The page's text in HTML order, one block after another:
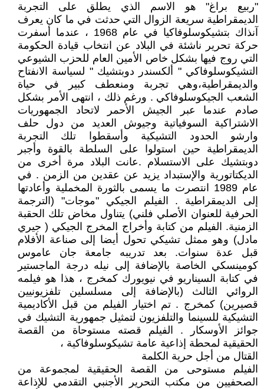
"ربيع براغ" هو الاسم الذي يطلق على التجربة
الديمقراطية سريعة الزوال التي حدثت في ما كان يعرف
آنذاك بتشيكوسلوفاكيا في عام 1968 ، عندما أسفرت
حركة تحرير ناشئة في البلاد عن انتخاب قيادة الحكومة
التي روج فيها بشكل خاص الأمين العام للحزب الشيوعي
التشيكوسلوفاكي " ألكسندر دوبتشيك " لسياسة الانفتاح
والديمقراطية،وهي تجربة ومنعطف كبير في حياة
الشعب الجيكوسلوفاكي . ورغم ذلك ، انتهى الأمر بشكل
صادم عندما عبر الجيش الأحمر لاتحاد الجمهوريات
الاشتراكية السوفياتية وجيوش العديد من دول حلف
وارشو الحدود التشيكية وأسقطوا تلك التجربة
الديمقراطية حين استولوا على السلطة بالقوة وأجبر
دوبتشيك على الاستسلام .عانت البلاد مرة أخرى من
الديكتاتورية والإستبداد يزيد عن عقدين من الزمن . في
عام 1989 انتصرت ما يسمى بالثورة المخملية وأعادتها
إلى الديمقراطية . الفيلم الجيكي "موجات" (الترجمة
الحرفية للعنوان الأصلي فلني) يتناول مخاض تلك الحقبة
الزمنية. الفيلم من كتابة وأخراج المخرج الجيكي ( جيري
مادل) وهو ممثل تشيكي تحول أيضا إلى صناعة الأفلام
قبل عدة سنوات. بعد تدريبه جامعة جان عاموس
كومينسكي الخاصة بالإضافة إلى نيله درجة الماجستير
في كتابة السيناريو في نيويورك كمخرج ، هذا هو فيلمه
الروائي الثالث (بالإضافة إلى مسلسلين تلفزيونيين
قصيرين) كمخرج . تم اختيار الفيلم من قبل الأكاديمية
التشيكية للسينما والتلفزيون لتمثيل جمهورية التشيك في
جوائز الأوسكار . الفيلم قصته مستوحاة من القصة
الحقيقية لمحطة إذاعية عامة تشيكوسلوفاكية ،
القتال من أجل حرية الكلمة
الفيلم مستوحى من القصة الحقيقية لمجموعة من
الصحفيين من مكتب التحرير الأجنبي التقدمي للإذاعة